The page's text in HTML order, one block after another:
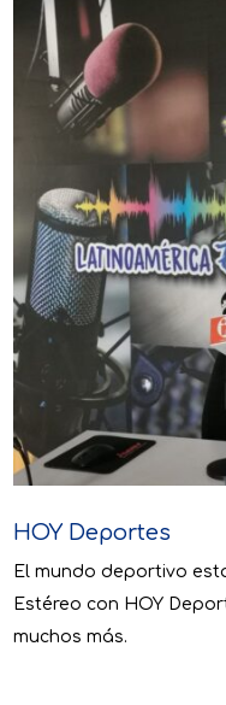
HOY Deportes
El mundo deportivo
Estéreo con HOY
muchos más.